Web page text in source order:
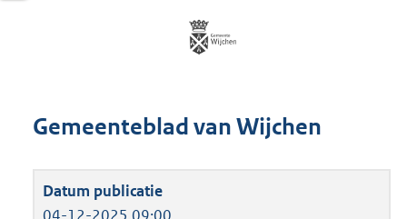
Gemeenteblad van Wijchen